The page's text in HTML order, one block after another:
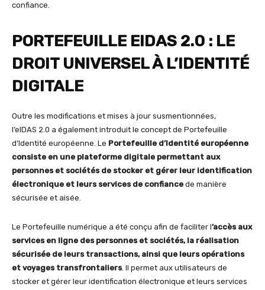
confiance.
PORTEFEUILLE EIDAS 2.0 : LE
DROIT UNIVERSEL À L’IDENTITÉ
DIGITALE
Outre les modifications et mises à jour susmentionnées,
l’eIDAS 2.0 a également introduit le concept de Portefeuille
d’Identité européenne. Le Portefeuille d’Identité européenne
consiste en une plateforme digitale permettant aux
personnes et sociétés de stocker et gérer leur identification
électronique et leurs services de confiance de manière
sécurisée et aisée.
Le Portefeuille numérique a été conçu afin de faciliter l’accès aux
services en ligne des personnes et sociétés, la réalisation
sécurisée de leurs transactions, ainsi que leurs opérations
et voyages transfrontaliers. Il permet aux utilisateurs de
stocker et gérer leur identification électronique et leurs services